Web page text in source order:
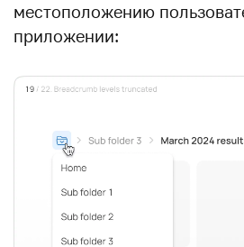
местоположению
приложении: